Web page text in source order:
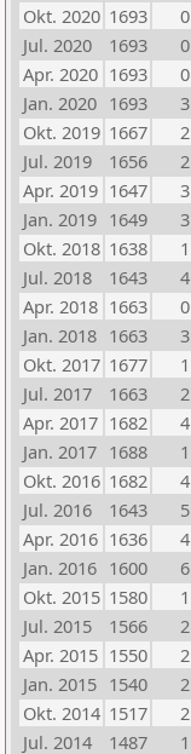
Okt. 2020 1693 0
Jul. 2020
1693 0
Apr. 2020 1693 0
Jan. 2020 1693 3
Okt. 2019 1667 2
Jul. 2019
1656 2
Apr. 2019 1647 3
Jan. 2019 1649 3
Okt. 2018 1638 1
Jul. 2018
1643 4
Apr. 2018 1663 0
Jan. 2018 1663 3
Okt. 2017 1677 1
Jul. 2017
1663 2
Apr. 2017 1682 4
Jan. 2017 1688 1
Okt. 2016 1682 4
Jul. 2016
1643 5
Apr. 2016 1636 4
Jan. 2016 1600 6
Okt. 2015 1580 1
Jul. 2015
1566 2
Apr. 2015 1550 2
Jan. 2015 1540 2
Okt. 2014 1517 2
Jul. 2014
1487 1